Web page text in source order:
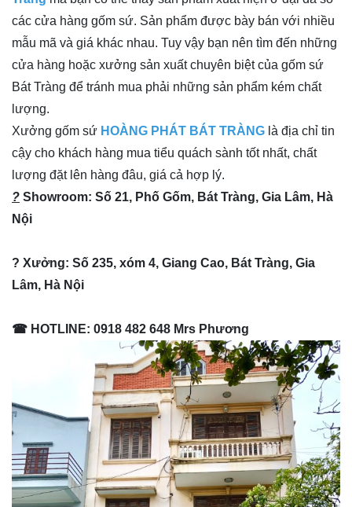
các cửa hàng gốm sứ. Sản phẩm được bày bán với nhiều
mẫu mã và giá khác nhau. Tuy vậy bạn nên tìm đến những
cửa hàng hoặc xưởng sản xuất chuyên biệt của gốm sứ
Bát Tràng để tránh mua phải những sản phẩm kém chất
lượng.
Xưởng gốm sứ HOÀNG PHÁT BÁT TRÀNG là địa chỉ tin
cậy cho khách hàng mua tiểu quách sành tốt nhất, chất
lượng đặt lên hàng đâu, giá cả hợp lý.
? Showroom: Số 21, Phố Gốm, Bát Tràng, Gia Lâm, Hà
Nội
? Xưởng: Số 235, xóm 4, Giang Cao, Bát Tràng, Gia
Lâm, Hà Nội
☎ HOTLINE: 0918 482 648 Mrs Phương